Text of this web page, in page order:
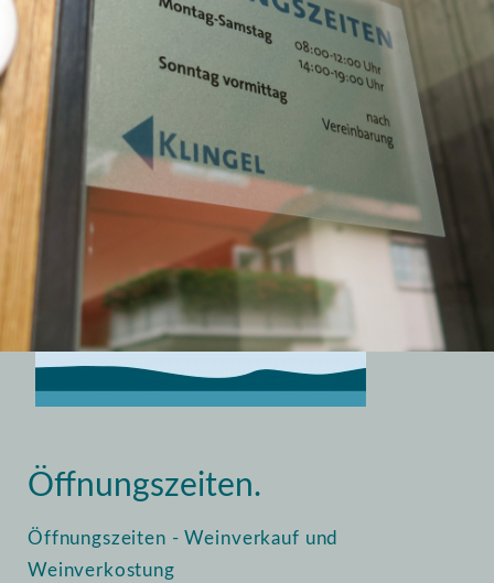
Öffnungszeiten.
Öffnungszeiten - Weinverkauf und
Weinverkostung